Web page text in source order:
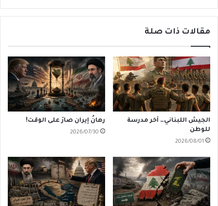
مقالات ذات صلة
الجيش اللبناني… آخر مدرسة
للوطن
2026/08/01
رهانُ إيران صارَ على الوقت!
2026/07/30